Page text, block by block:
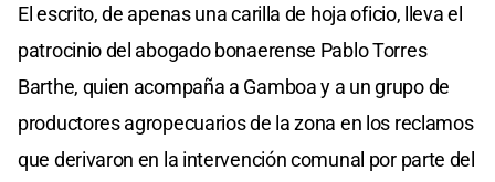
El escrito, de apenas una carilla de hoja oficio, lleva el
patrocinio del abogado bonaerense Pablo Torres
Barthe, quien acompaña a Gamboa y a un grupo de
productores agropecuarios de la zona en los reclamos
que derivaron en la intervención comunal por parte del